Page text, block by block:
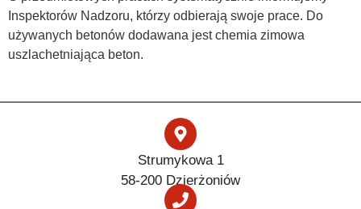
Inspektorów Nadzoru, którzy odbierają swoje prace. Do
używanych betonów dodawana jest chemia zimowa
uszlachetniająca beton.
Strumykowa 1
58-200 Dzierżoniów